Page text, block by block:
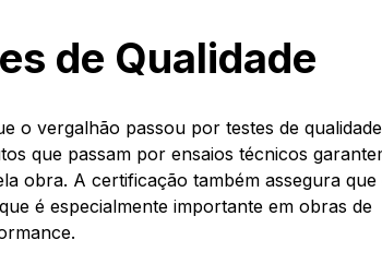
de Qualidade
o vergalhão passou por testes de qualidade
que passam por ensaios técnicos
obra. A certificação também assegura que
é especialmente importante em obras de